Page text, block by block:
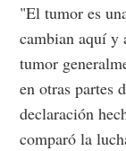
"El tumor es
cambian aquí y
tumor
en otras partes
declaración
comparó la